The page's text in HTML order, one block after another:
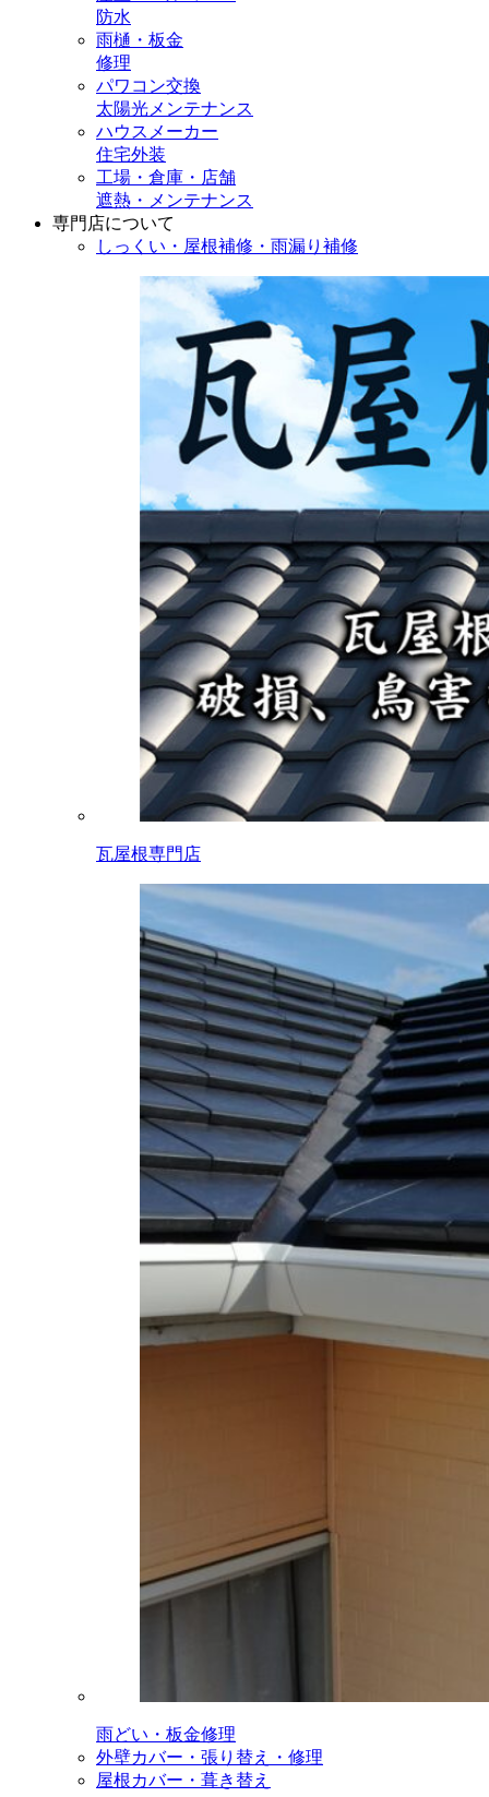
防水
雨樋・板金
修理
パワコン交換
太陽光メンテナンス
ハウスメーカー
住宅外装
工場・倉庫・店舗
遮熱・メンテナンス
専門店について
しっくい・屋根補修・雨漏り補修
瓦屋根専門店
雨どい・板金修理
外壁カバー・張り替え・修理
屋根カバー・葺き替え